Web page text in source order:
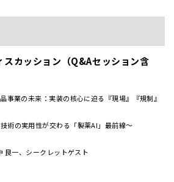
スカッション（Q&Aセッション含
事業の未来：実装の核心に迫る『現場』『規制』
術の実用性が交わる「製薬AI」最前線～
良一、シークレットゲスト